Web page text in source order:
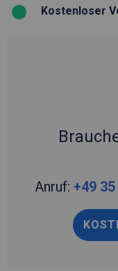
Kostenloser
Anruf: +49